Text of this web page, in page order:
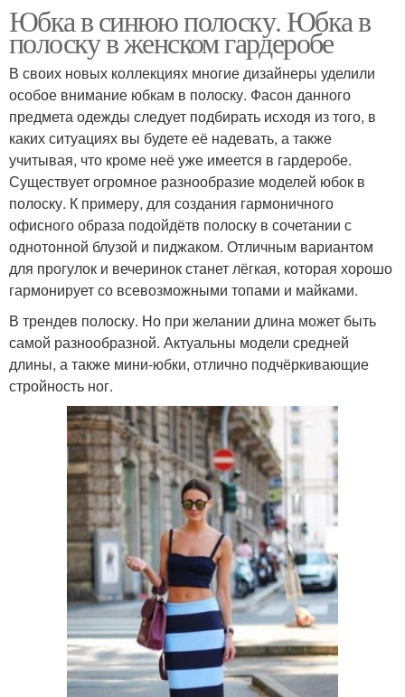
Юбка в синюю полоску. Юбка в
полоску в женском гардеробе
В своих новых коллекциях многие дизайнеры уделили
особое внимание юбкам в полоску. Фасон данного
предмета одежды следует подбирать исходя из того, в
каких ситуациях вы будете её надевать, а также
учитывая, что кроме неё уже имеется в гардеробе.
Существует огромное разнообразие моделей юбок в
полоску. К примеру, для создания гармоничного
офисного образа подойдётв полоску в сочетании с
однотонной блузой и пиджаком. Отличным вариантом
для прогулок и вечеринок станет лёгкая, которая хорошо
гармонирует со всевозможными топами и майками.
В трендев полоску. Но при желании длина может быть
самой разнообразной. Актуальны модели средней
длины, а также мини-юбки, отлично подчёркивающие
стройность ног.